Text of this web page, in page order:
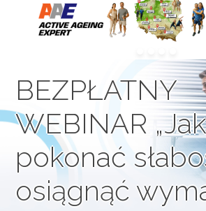
BEZPŁATNY
WEBINAR
pokonać
osiągnąć